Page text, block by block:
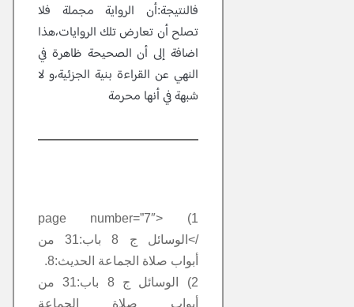
فالنتيجة:أن الرواية مجملة فلا
تصلح أن تعارض تلك الروايات،هذا
اضافة إلى أن الصحيحة ظاهرة في
النهي عن القراءة بنية الجزئية،و لا
شبهة في أنها محرمة
1) <page number=”7″
/>الوسائل ج 8 باب:31 من
أبواب صلاة الجماعة الحديث:8.
2) الوسائل ج 8 باب:31 من
أبواب صلاة الجماعة